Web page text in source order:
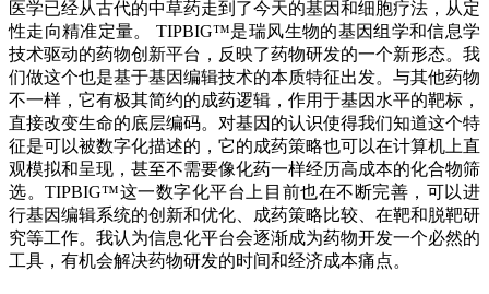
医学已经从古代的中草药走到了今天的基因和细胞疗法，从定
性走向精准定量。 TIPBIG™是瑞风生物的基因组学和信息学
技术驱动的药物创新平台，反映了药物研发的一个新形态。我
们做这个也是基于基因编辑技术的本质特征出发。与其他药物
不一样，它有极其简约的成药逻辑，作用于基因水平的靶标，
直接改变生命的底层编码。对基因的认识使得我们知道这个特
征是可以被数字化描述的，它的成药策略也可以在计算机上直
观模拟和呈现，甚至不需要像化药一样经历高成本的化合物筛
选。TIPBIG™这一数字化平台上目前也在不断完善，可以进
行基因编辑系统的创新和优化、成药策略比较、在靶和脱靶研
究等工作。我认为信息化平台会逐渐成为药物开发一个必然的
工具，有机会解决药物研发的时间和经济成本痛点。